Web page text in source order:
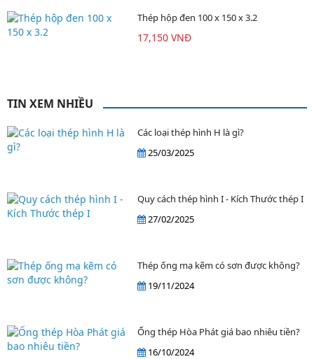
Thép hộp đen 100 x 150 x 3.2
17,150 VNĐ
TIN XEM NHIỀU
Các loại thép hình H là gì?
25/03/2025
Quy cách thép hình I - Kích Thước thép I
27/02/2025
Thép ống mạ kẽm có sơn được không?
19/11/2024
Ống thép Hòa Phát giá bao nhiêu tiền?
16/10/2024